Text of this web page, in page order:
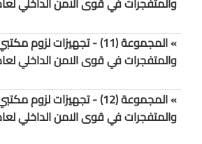
» المجموعة (11) - تجهيزات
والمتفجرات في قوى الامن الداخلي لعام
» المجموعة (12) - تجهيزات
والمتفجرات في قوى الامن الداخلي لعام